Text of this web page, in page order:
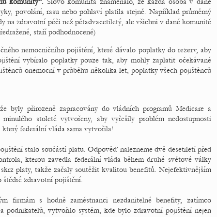
povolání, rasu nebo pohlaví platila stejně. Například průměrný
na zdravotní péči než pětadvacetiletý, ale všichni v dané komunitě
staří podhodnocené)
nemocničního pojištění, které dávalo poplatky do rezerv, aby
vybíralo poplatky pouze tak, aby mohly zaplatit očekávané
onemocní v průběhu několika let, poplatky všech pojištěnců
byly přirozeně zapracovány do vládních programů Medicare a
stoleté vytvořeny, aby vyřešily problém nedostupnosti
federální vláda sama vytvořila!
stalo součástí platu. Odpověď nalezneme dvě desetiletí před
kterou zavedla federální vláda během druhé světové války
platy, takže začaly soutěžit kvalitou benefitů. Nejefektivnějším
štědré zdravotní pojištění.
firmám s hodně zaměstnanci nezdanitelné benefity, zatímco
podnikatelů, vytvořilo systém, kde bylo zdravotní pojištění nejen